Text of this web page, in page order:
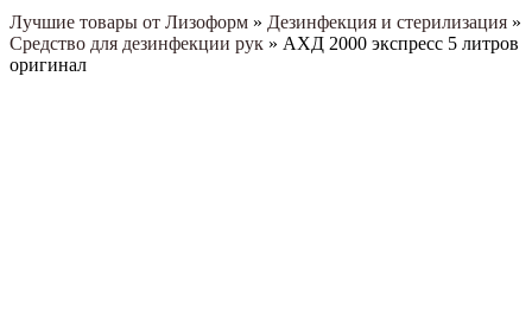
Лучшие товары от Лизоформ » Дезинфекция и стерилизация »
Средство для дезинфекции рук » АХД 2000 экспресс 5 литров
оригинал